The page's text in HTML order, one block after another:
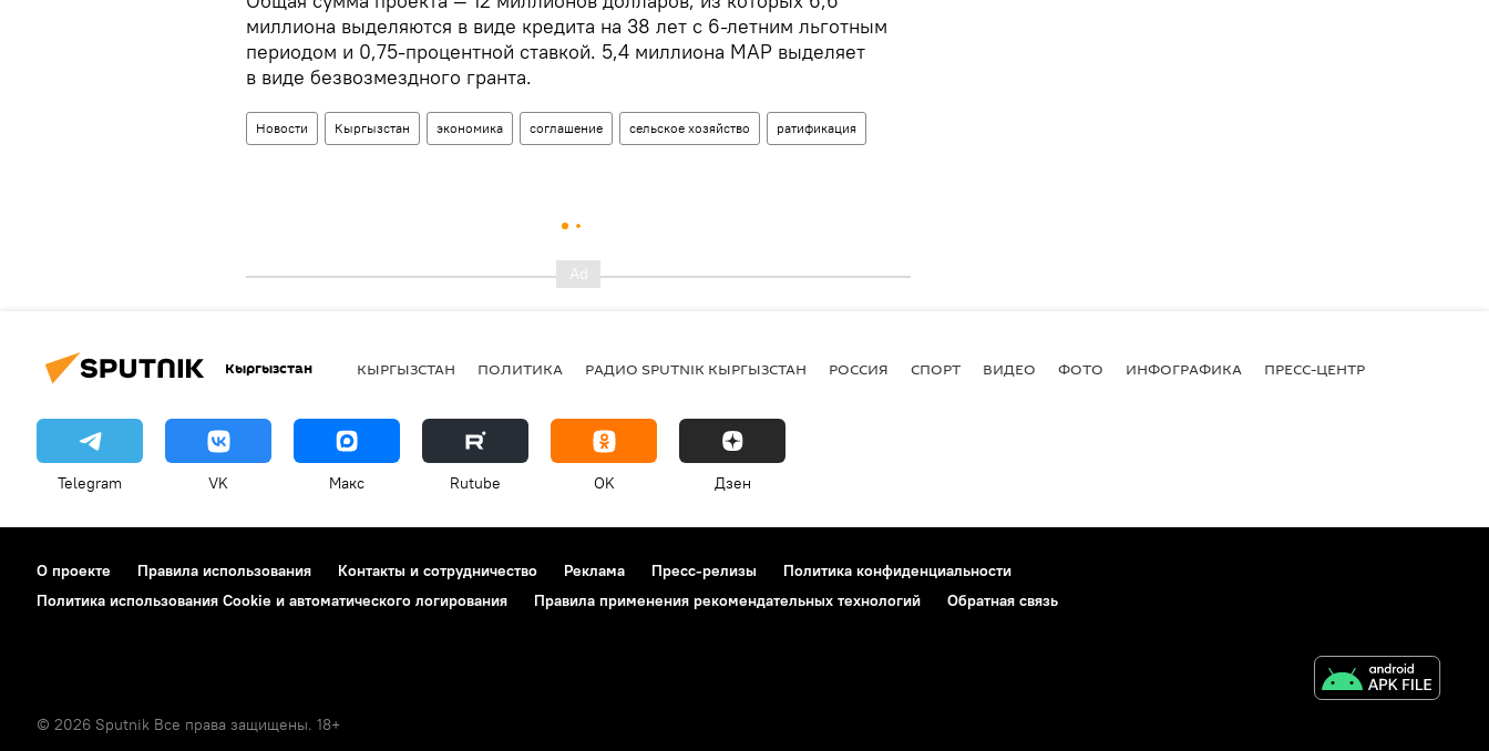
миллиона выделяются в виде кредита на 38 лет с 6-летним льготным
периодом и 0,75-процентной ставкой. 5,4 миллиона МАР выделяет
в виде безвозмездного гранта.
Новости Кыргызстан экономика соглашение сельское хозяйство ратификация
Кыргызстан КЫРГЫЗСТАН ПОЛИТИКА РАДИО SPUTNIK КЫРГЫЗСТАН РОССИЯ СПОРТ ВИДЕО ФОТО ИНФОГРАФИКА ПРЕСС-ЦЕНТР
Telegram VK Макс Rutube OK Дзен
О проекте Правила использования Контакты и сотрудничество Реклама Пресс-релизы
Политика конфиденциальности
Политика использования Cookie и автоматического логирования
Правила применения рекомендательных технологий Обратная связь
© 2026 Sputnik Все права защищены. 18+